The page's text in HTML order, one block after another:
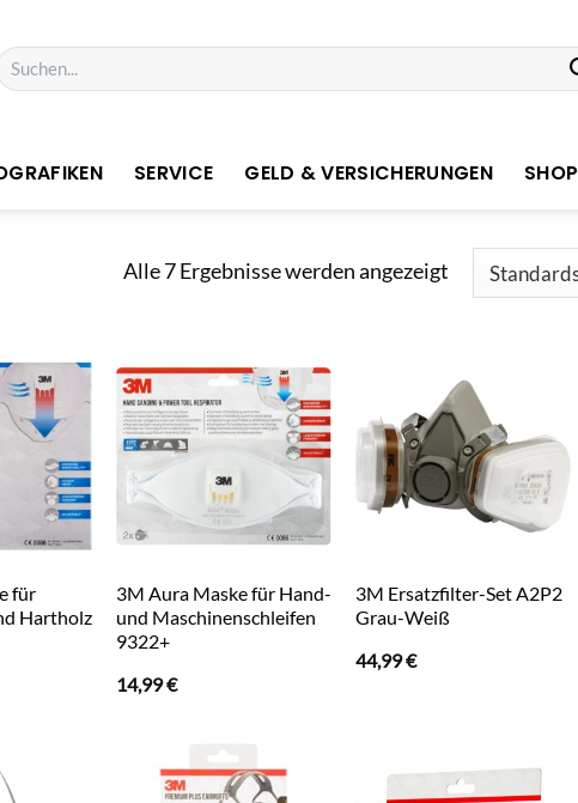
SERVICE GELD & VERSICHERUNGEN SHOP
Alle 7 Ergebnisse werden angezeigt
für
Hartholz
3M Aura Maske für Hand-
und Maschinenschleifen
9322+
14,99€
3M Ersatzfilter-Set A2P2
Grau-Weiß
44,99€